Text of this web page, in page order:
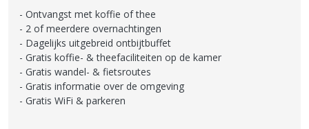
Ontvangst met koffie of thee
2 of meerdere overnachtingen
Dagelijks uitgebreid ontbijtbuffet
Gratis koffie- & theefaciliteiten op de kamer
Gratis wandel- & fietsroutes
Gratis informatie over de omgeving
Gratis WiFi & parkeren